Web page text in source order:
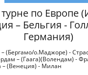
по Европе
– Бельгия -
Германия)
(Бергамо/о.Маджоре) -
– (Гаага)(Волендам) -
(Венеция) - Милан